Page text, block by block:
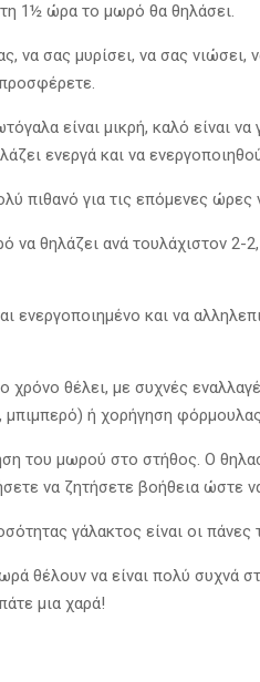
1½ ώρα το μωρό θα θηλάσει.
σας μυρίσει, να σας νιώσει,
είναι μικρή, καλό είναι να
ενεργά και να
πιθανό για τις επόμενες ώρες
θηλάζει ανά τουλάχιστον 2-
και να
χρόνο θέλει, με συχνές
ή χορήγηση φόρμουλας
του μωρού στο στήθος. Ο
να ζητήσετε βοήθεια ώστε
γάλακτος είναι οι
θέλουν να είναι πολύ συχνά
μια χαρά!